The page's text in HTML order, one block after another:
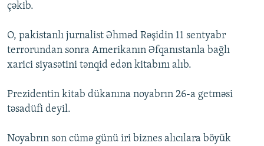
XƏBƏR BÜLLETENLƏRIMIZ
çəkib.
O, pakistanlı jurnalist Əhməd Rəşidin 11 sentyabr
terrorundan sonra Amerikanın Əfqanıstanla bağlı
xarici siyasətini tənqid edən kitabını alıb.
Prezidentin kitab dükanına noyabrın 26-a getməsi
təsadüfi deyil.
Noyabrın son cümə günü iri biznes alıcılara böyük